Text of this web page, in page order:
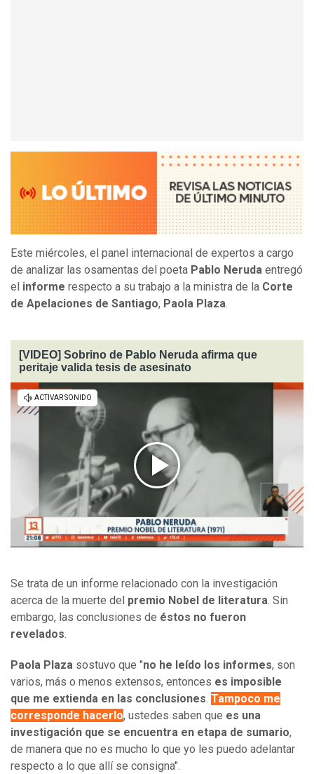
Este miércoles, el panel internacional de expertos a cargo
de analizar las osamentas del poeta Pablo Neruda entregó
el informe respecto a su trabajo a la ministra de la Corte
de Apelaciones de Santiago, Paola Plaza.
[VIDEO] Sobrino de Pablo Neruda afirma que
peritaje valida tesis de asesinato
Se trata de un informe relacionado con la investigación
acerca de la muerte del premio Nobel de literatura. Sin
embargo, las conclusiones de éstos no fueron
revelados.
Paola Plaza sostuvo que "no he leído los informes, son
varios, más o menos extensos, entonces es imposible
que me extienda en las conclusiones. Tampoco me
corresponde hacerlo, ustedes saben que es una
investigación que se encuentra en etapa de sumario,
de manera que no es mucho lo que yo les puedo adelantar
respecto a lo que allí se consigna".